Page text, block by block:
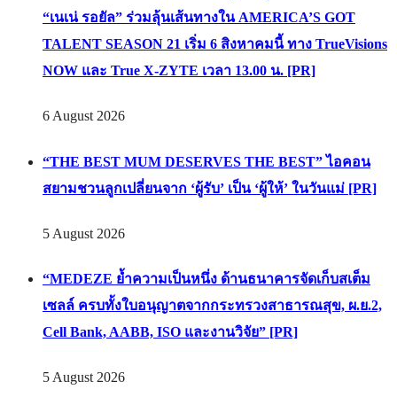
“เนเน่ รอยัล” ร่วมลุ้นเส้นทางใน AMERICA’S GOT
TALENT SEASON 21 เริ่ม 6 สิงหาคมนี้ ทาง TrueVisions
NOW และ True X-ZYTE เวลา 13.00 น. [PR]
6 August 2026
“THE BEST MUM DESERVES THE BEST” ไอคอน
สยามชวนลูกเปลี่ยนจาก ‘ผู้รับ’ เป็น ‘ผู้ให้’ ในวันแม่ [PR]
5 August 2026
“MEDEZE ย้ำความเป็นหนึ่ง ด้านธนาคารจัดเก็บสเต็ม
เซลล์ ครบทั้งใบอนุญาตจากกระทรวงสาธารณสุข, ผ.ย.2,
Cell Bank, AABB, ISO และงานวิจัย” [PR]
5 August 2026